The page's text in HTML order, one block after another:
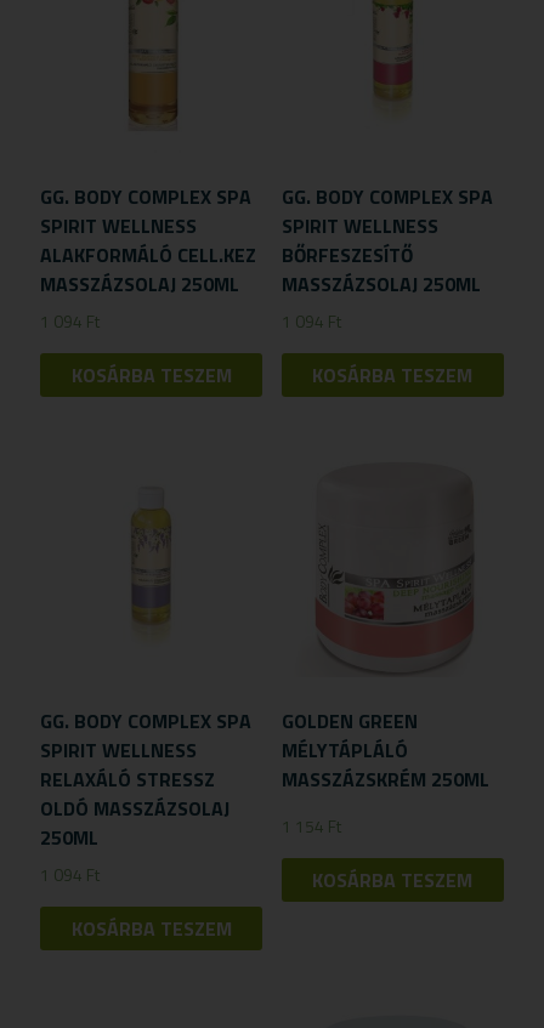
GG. BODY COMPLEX SPA
SPIRIT WELLNESS
ALAKFORMÁLÓ CELL.KEZ
MASSZÁZSOLAJ 250ML
1 094 Ft
KOSÁRBA TESZEM
GG. BODY COMPLEX SPA
SPIRIT WELLNESS
BŐRFESZESÍTŐ
MASSZÁZSOLAJ 250ML
1 094 Ft
KOSÁRBA TESZEM
GG. BODY COMPLEX SPA
SPIRIT WELLNESS
RELAXÁLÓ STRESSZ
OLDÓ MASSZÁZSOLAJ
250ML
1 094 Ft
KOSÁRBA TESZEM
GOLDEN GREEN
MÉLYTÁPLÁLÓ
MASSZÁZSKRÉM 250ML
1 154 Ft
KOSÁRBA TESZEM